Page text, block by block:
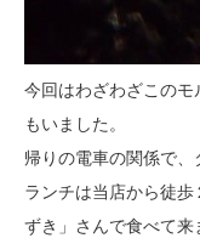
今回はわざわざこの
もいました。
帰りの電車の関係で、
ランチは当店から徒
ずき」さんで食べて